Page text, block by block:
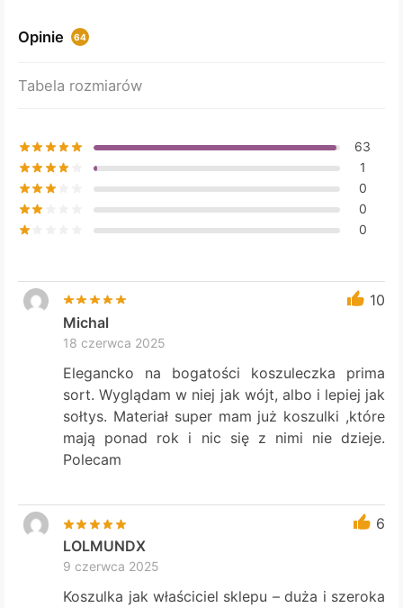
page
Opinie 64
Tabela rozmiarów
63
1
0
0
0
10
Michal
18 czerwca 2025
Elegancko na bogatości koszuleczka prima
sort. Wyglądam w niej jak wójt, albo i lepiej jak
sołtys. Materiał super mam już koszulki ,które
mają ponad rok i nic się z nimi nie dzieje.
Polecam
6
LOLMUNDX
9 czerwca 2025
Koszulka jak właściciel sklepu – duża i szeroka